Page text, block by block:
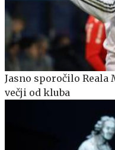
Jasno sporočilo
večji od kluba